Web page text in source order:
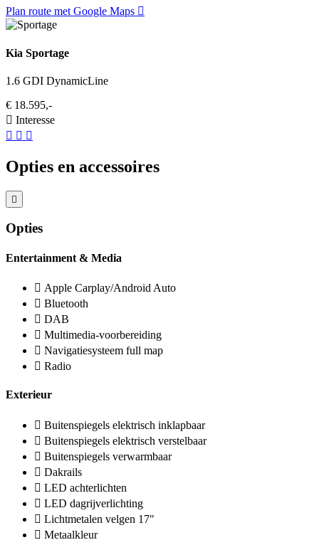
Plan route met Google Maps
Kia Sportage
1.6 GDI DynamicLine
€ 18.595,-
Interesse
Opties en accessoires
Opties
Entertainment & Media
Apple Carplay/Android Auto
Bluetooth
DAB
Multimedia-voorbereiding
Navigatiesysteem full map
Radio
Exterieur
Buitenspiegels elektrisch inklapbaar
Buitenspiegels elektrisch verstelbaar
Buitenspiegels verwarmbaar
Dakrails
LED achterlichten
LED dagrijverlichting
Lichtmetalen velgen 17"
Metaalkleur